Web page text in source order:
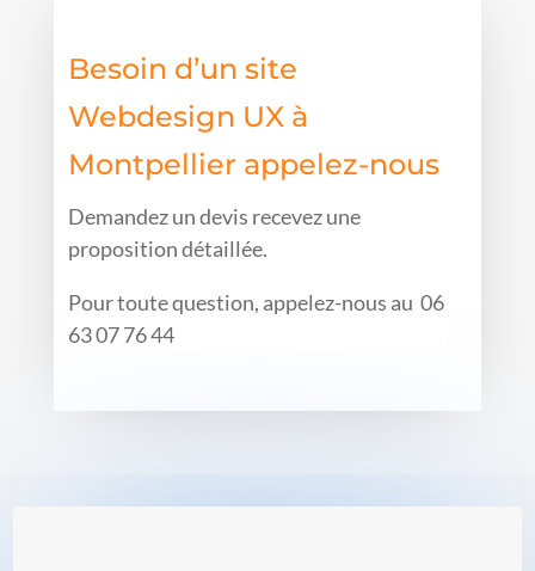
Besoin d’un site
Webdesign UX à
Montpellier appelez-nous
Demandez un devis recevez une
proposition détaillée.
Pour toute question, appelez-nous au 06
63 07 76 44